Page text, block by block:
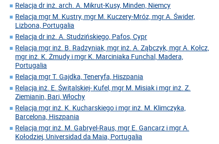
Relacja dr inż. arch. A. Mikrut-Kusy, Minden, Niemcy
Relacja mgr M. Kustry, mgr M. Kuczery-Mróz, mgr A. Świder,
Lizbona, Portugalia
Relacja dr inż. A. Studzińskiego, Pafos, Cypr
Relacja mgr inż. B. Radzyniak, mgr inż. A. Ząbczyk, mgr A. Kołcz,
mgr inż. K. Żmudy i mgr K. Marciniaka Funchal, Madera,
Portugalia
Relacja mgr T. Gajdka, Teneryfa, Hiszpania
Relacja inż. E. Świtalskiej- Kufel, mgr M. Misiak i mgr inż. Z.
Ziemianin, Bari, Włochy
Relacja mgr inż. K. Kucharskiego i mgr inż. M. Klimczyka,
Barcelona, Hiszpania
Relacja mgr inż. M. Gabryel-Raus, mgr E. Gancarz i mgr A.
Kołodziej, Universidad da Maia, Portugalia